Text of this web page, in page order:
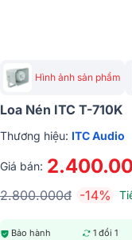
Hình ảnh sản phẩm
Loa Nén ITC T-710K
Thương hiệu: ITC Audio
Giá bán:
2.800.000đ -14%
Bảo hành 1 đổi 1